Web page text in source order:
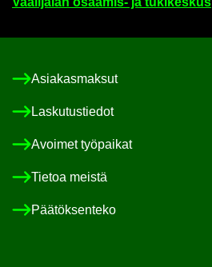
Asia­kas­mak­sut
Las­ku­tus­tie­dot
Avoi­met työ­pai­kat
Tie­toa meis­tä
Pää­tök­sen­te­ko